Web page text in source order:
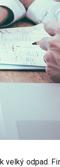
velký odpad.